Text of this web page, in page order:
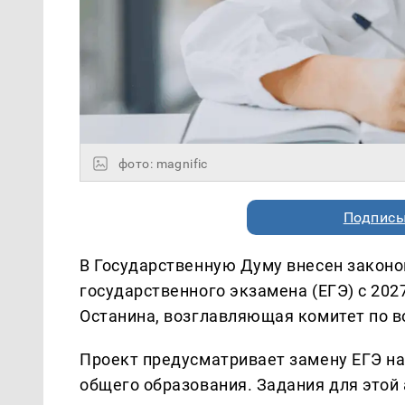
фото: magnific
В Государственную Думу внесен
государственного экзамена (ЕГЭ) с
Останина, возглавляющая комитет по
Проект предусматривает замену ЕГЭ
общего образования. Задания для